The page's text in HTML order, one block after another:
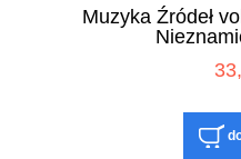
Muzyka Źródeł